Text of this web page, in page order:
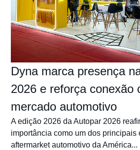
Dyna marca presença
2026 e reforça conexão
mercado automotivo
A edição 2026 da Autopar 2026
importância como um dos principais
aftermarket automotivo da América...